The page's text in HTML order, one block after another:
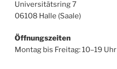
Universitätsring 7
06108 Halle (Saale)
Öffnungszeiten
Montag bis Freitag: 10–19 Uhr